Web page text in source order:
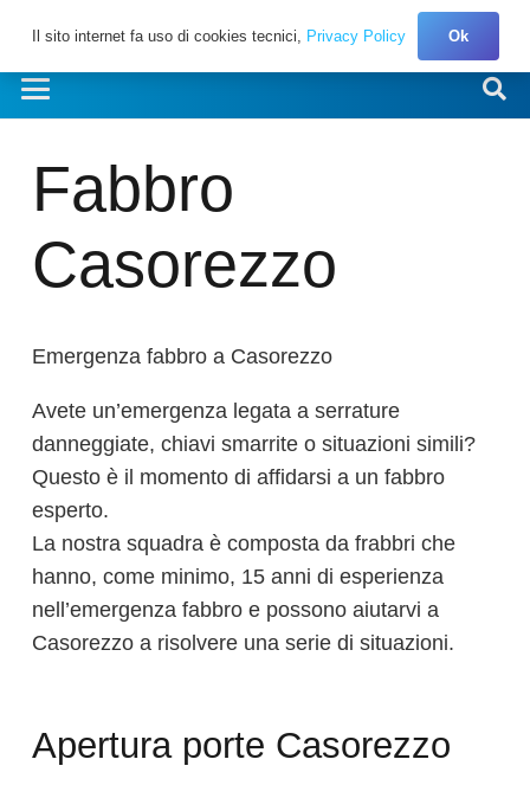
Fabbro
Casorezzo
Emergenza fabbro a Casorezzo
Avete un’emergenza legata a serrature
danneggiate, chiavi smarrite o situazioni simili?
Questo è il momento di affidarsi a un fabbro
esperto.
La nostra squadra è composta da frabbri che
hanno, come minimo, 15 anni di esperienza
nell’emergenza fabbro e possono aiutarvi a
Casorezzo a risolvere una serie di situazioni.
Apertura porte Casorezzo
Il sito internet fa uso di cookies tecnici, Privacy Policy Ok